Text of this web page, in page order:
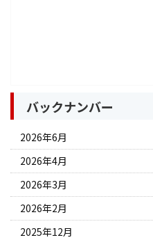
バックナンバー
2026年6月
2026年4月
2026年3月
2026年2月
2025年12月